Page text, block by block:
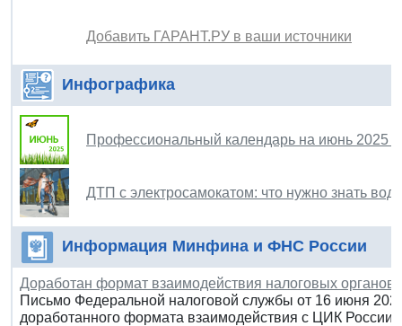
Добавить ГАРАНТ.РУ в ваши источники
Инфографика
Профессиональный календарь на июнь 2025
ДТП с электросамокатом: что нужно знать
Информация Минфина и ФНС России
Доработан формат взаимодействия налоговых органов
Письмо Федеральной налоговой службы от 16 июня
доработанного формата взаимодействия с ЦИК России”